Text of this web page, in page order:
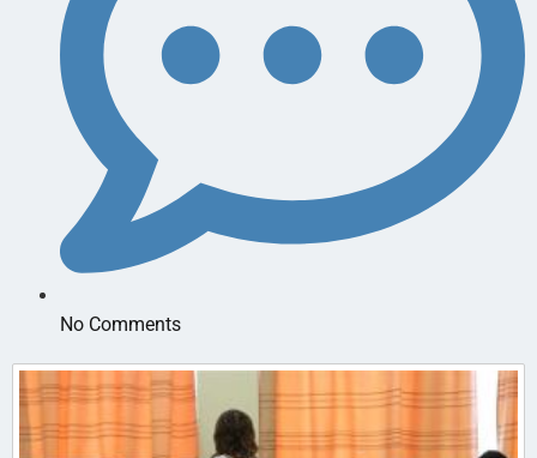
No Comments